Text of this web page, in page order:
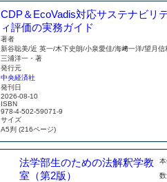
CDP＆EcoVadis対応サステナビリ
ィ評価の実務ガイド
著者
新谷聡美/近 英一/木下史朗/小泉愛佳/海﨑一洋/望月信
三浦洋一・著
発行元
中央経済社
発刊日
2026-08-10
ISBN
978-4-502-59071-9
サイズ
A5判 (216ページ)
法学部生のための法解釈学教
室（第2版）
数